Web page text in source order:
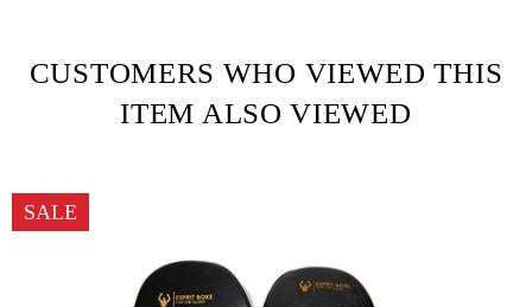
CUSTOMERS WHO VIEWED THIS
ITEM ALSO VIEWED
SALE